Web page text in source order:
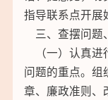
指导联系点开展
三、查摆问题
（一）认真进
问题的重点。组
章、廉政准则、